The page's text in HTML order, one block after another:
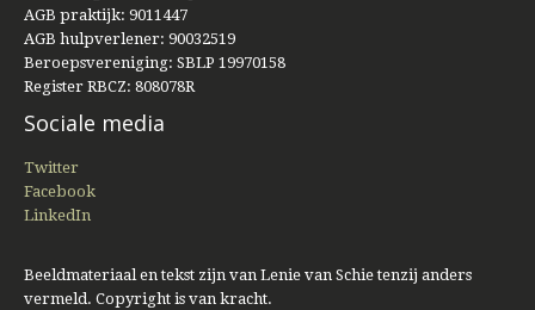
AGB praktijk: 9011447
AGB hulpverlener: 90032519
Beroepsvereniging: SBLP 19970158
Register RBCZ: 808078R
Sociale media
Twitter
Facebook
LinkedIn
Beeldmateriaal en tekst zijn van Lenie van Schie tenzij anders
vermeld. Copyright is van kracht.